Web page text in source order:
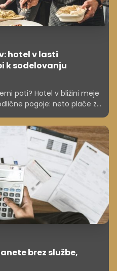
hotel v lasti
k sodelovanju
poti? Hotel v bližini meje
pogoje: neto plače za
in prehrana, kar je
brez službe,